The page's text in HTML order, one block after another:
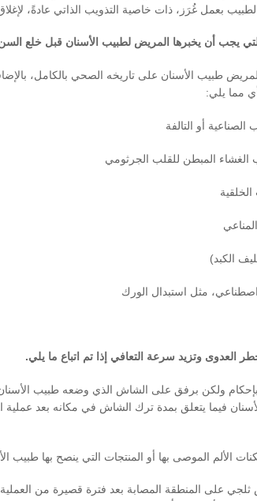
بعمل غُرَز، ذات خاصية التذويب الذاتي عادةً،
يجب أن يخبرها المريض لطبيب الأسنان قبل خلع
طبيب الأسنان على تاريخه الصحي بالكامل،
مما يلي:
أو التالفة
الغشاء المبطن للقلب الجرثومي
الكبد)
مثل استبدال الورك
العدوى وتزيد سرعة التعافي إذا تم اتباع ما يلي.
ولكن برفق على الشاش الذي وضعه طبيب الأسنان
فيما يتعلق بمدة ترك الشاش في مكانه بعد عملية
الألم الموصى بها أو المنتجات التي ينصح بها طبيب
على المنطقة المصابة بعد فترة قصيرة من